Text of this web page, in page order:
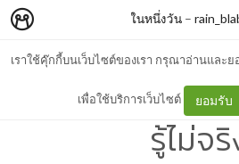
เราใช้คุ๊กกี้บนเว็บไซต์ของเรา กรุณาอ่านและย
เพื่อใช้บริการเว็บไซต์ ยอมรับ
ในหนึ่งวัน–
การได้พบเจอคน
รู้ไม่จ